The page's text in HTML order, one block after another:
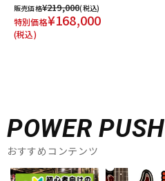
販売価格¥219,000(税込)
特別価格¥168,000
(税込)
POWER PUSH
おすすめコンテンツ